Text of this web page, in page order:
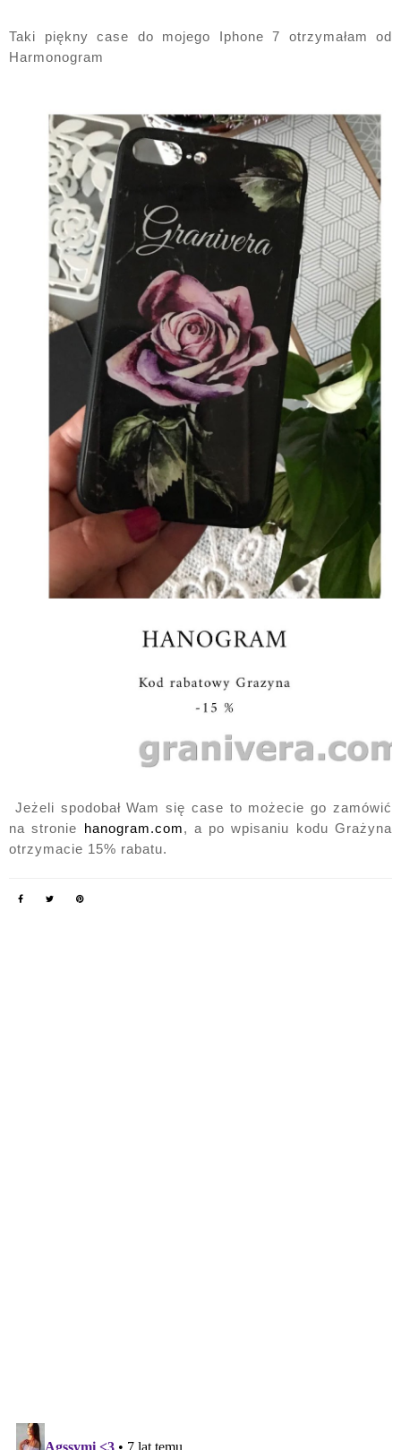
Taki piękny case do mojego Iphone 7 otrzymałam od
Harmonogram
na stronie
hanogram.com, a po wpisaniu kodu Grażyna
otrzymacie 15% rabatu.